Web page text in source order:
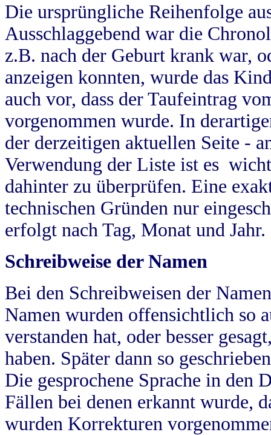
Die ursprüngliche Reihenfolge
Ausschlaggebend war die
z.B. nach der Geburt krank war,
anzeigen konnten, wurde das
auch vor, dass der Taufeintrag
vorgenommen wurde. In
der derzeitigen aktuellen Seite -
Verwendung der Liste ist es
dahinter zu überprüfen. Eine
technischen Gründen nur
erfolgt nach Tag, Monat und Jahr.
Schreibweise der Namen
Bei den Schreibweisen der
Namen wurden offensichtlich so
verstanden hat, oder besser
haben. Später dann so
Die gesprochene Sprache in
Fällen bei denen erkannt wurde,
wurden Korrekturen